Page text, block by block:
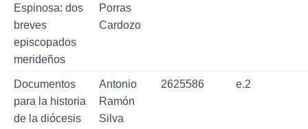
Espinosa: dos
breves
episcopados
merideños
Porras
Cardozo
Documentos
para la historia
de la diócesis
Antonio
Ramón
Silva
2625586 e.2